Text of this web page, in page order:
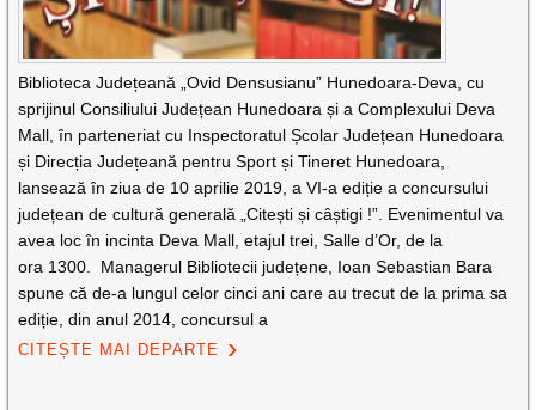
Biblioteca Județeană „Ovid Densusianu” Hunedoara-Deva, cu
sprijinul Consiliului Județean Hunedoara și a Complexului Deva
Mall, în parteneriat cu Inspectoratul Școlar Județean Hunedoara
și Direcția Județeană pentru Sport și Tineret Hunedoara,
lansează în ziua de 10 aprilie 2019, a VI-a ediție a concursului
județean de cultură generală „Citești și câștigi !”. Evenimentul va
avea loc în incinta Deva Mall, etajul trei, Salle d’Or, de la
ora 1300. Managerul Bibliotecii județene, Ioan Sebastian Bara
spune că de-a lungul celor cinci ani care au trecut de la prima sa
ediție, din anul 2014, concursul a
CITEȘTE MAI DEPARTE